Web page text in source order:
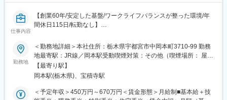
務知識習得研修のほか、店舗配属後もスキルアップ・レベルアッ
プを支援するツールや環境が整っています。
★ライフイベントへの支援多数★
（1）社員の男女比【47％：53％】で、男女共にバランスよく活
躍しています。
・年休実質128日！
・育休取得率約95％／復帰率は89.1％！
仕事内容
【創業60年/安定した基盤/ワークライフバランスが整った環境/年
間休日115日/転勤なし】
■採用背景：
業務拡大のため、増員募集する運びとなりました。
■職務内容：
当社の自動車整備士として従事いただきます。
■職務詳細：
勤務地
＜勤務地詳細＞本社住所：栃木県宇都宮市中岡本町3710-99 勤務
地最寄駅：JR線／岡本駅受動喫煙対策：その他（喫煙場所： 屋
外、指定場所のみ）変更の範囲：無
【最寄り駅】
岡本駅(栃木県)、宝積寺駅
＜予定年収＞450万円～670万円＜賃金形態＞月給制■基本給＋技